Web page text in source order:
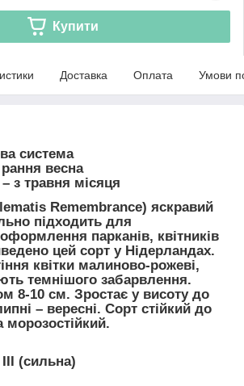
Купити
Доставка Оплата Умови
система
весна
– з травня місяця
Remembrance) яскравий
підходить для
парканів, квітників
цей сорт у Нідерландах.
квітки малиново-рожеві,
темнішого забарвлення.
8-10 см. Зростає у висоту до
– вересні. Сорт стійкий до
(сильна)